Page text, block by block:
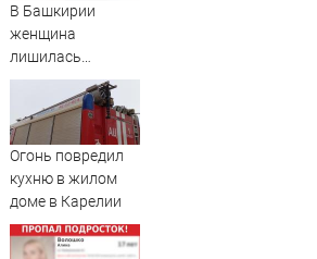
В Башкирии
женщина
лишилась
квартиры и
сбережений из-за
криптомошенников
Огонь повредил
кухню в жилом
доме в Карелии